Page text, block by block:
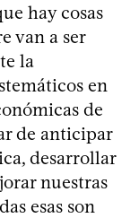
hay cosas
van a ser
la
en
de
de anticipar
desarrollar
nuestras
esas son